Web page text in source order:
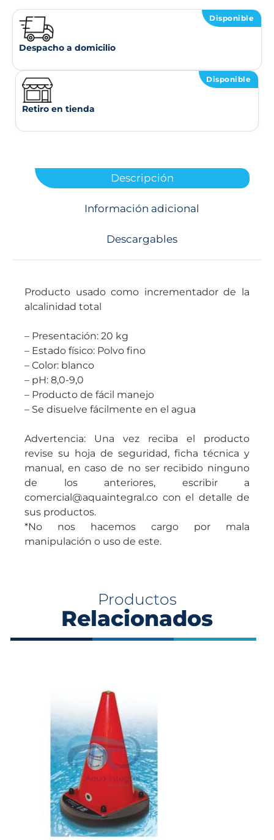
Disponible
Despacho a domicilio
Disponible
Retiro en tienda
Descripción
Información adicional
Descargables
Producto usado como incrementador de la
alcalinidad total
– Presentación: 20 kg
– Estado físico: Polvo fino
– Color: blanco
– pH: 8,0-9,0
– Producto de fácil manejo
– Se disuelve fácilmente en el agua
Advertencia: Una vez reciba el producto
revise su hoja de seguridad, ficha técnica y
manual, en caso de no ser recibido ninguno
de los anteriores, escribir a
comercial@aquaintegral.co con el detalle de
sus productos.
*No nos hacemos cargo por mala
manipulación o uso de este.
Productos
Relacionados